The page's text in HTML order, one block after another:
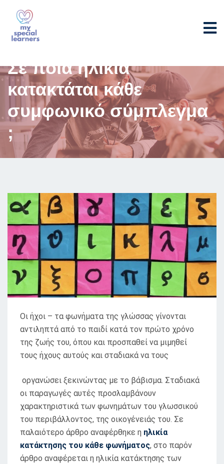
Σε ποια ηλικία
κατακτάται κάθε
συμφωνικό σύμπλεγμα
;
Οι ήχοι – τα φωνήματα της γλώσσας γίνονται
αντιληπτά από το παιδί κατά τον πρώτο χρόνο
της ζωής του, όπου και προσπαθεί να μιμηθεί
τους ήχους αυτούς και σταδιακά να τους
οργανώσει ξεκινώντας με το βάβισµα. Σταδιακά
οι παραγωγές αυτές προσλαμβάνουν
χαρακτηριστικά των φωνημάτων του γλωσσικού
του περιβάλλοντος, της οικογένειάς του. Σε
παλαιότερο άρθρο αναφέρθηκε η ηλικία
κατάκτησης του κάθε φωνήματος, στο παρόν
άρθρο αναφέρεται η ηλικία κατάκτησης των